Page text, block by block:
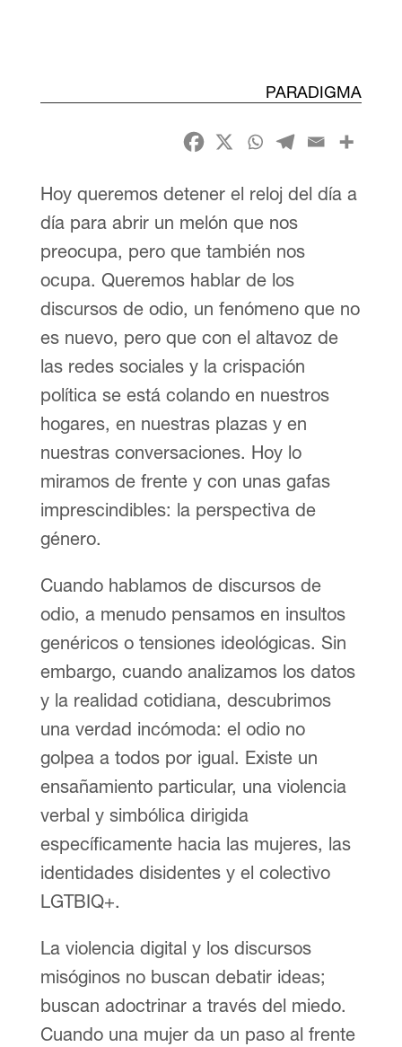
PARADIGMA
Hoy queremos detener el reloj del día a
día para abrir un melón que nos
preocupa, pero que también nos
ocupa. Queremos hablar de los
discursos de odio, un fenómeno que no
es nuevo, pero que con el altavoz de
las redes sociales y la crispación
política se está colando en nuestros
hogares, en nuestras plazas y en
nuestras conversaciones. Hoy lo
miramos de frente y con unas gafas
imprescindibles: la perspectiva de
género.
Cuando hablamos de discursos de
odio, a menudo pensamos en insultos
genéricos o tensiones ideológicas. Sin
embargo, cuando analizamos los datos
y la realidad cotidiana, descubrimos
una verdad incómoda: el odio no
golpea a todos por igual. Existe un
ensañamiento particular, una violencia
verbal y simbólica dirigida
específicamente hacia las mujeres, las
identidades disidentes y el colectivo
LGTBIQ+.
La violencia digital y los discursos
misóginos no buscan debatir ideas;
buscan adoctrinar a través del miedo.
Cuando una mujer da un paso al frente